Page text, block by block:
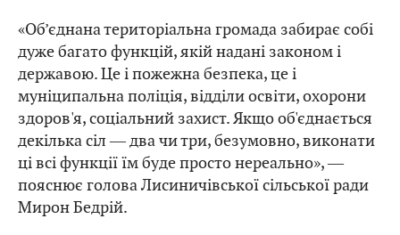
«Об’єднана територіальна громада забирає собі
дуже багато функцій, якій надані законом і
державою. Це і пожежна безпека, це і
муніципальна поліція, відділи освіти, охорони
здоров'я, соціальний захист. Якщо об'єднається
декілька сіл ― два чи три, безумовно, виконати
ці всі функції їм буде просто нереально», ―
пояснює голова Лисиничівської сільської ради
Мирон Бедрій.